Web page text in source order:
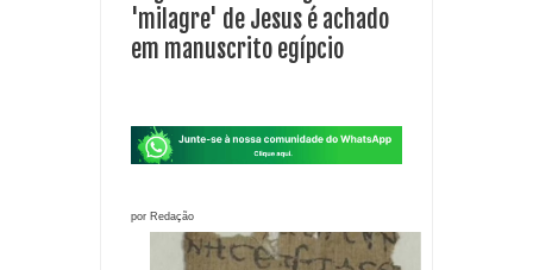
'milagre' de Jesus é achado
em manuscrito egípcio
por Redação